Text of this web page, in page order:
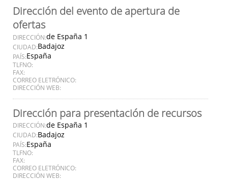
Dirección del evento de apertura de
ofertas
DIRECCIÓN:de España 1
CIUDAD:Badajoz
PAÍS:España
TLFNO:
FAX:
CORREO ELETRÓNICO:
DIRECCIÓN WEB:
Dirección para presentación de recursos
DIRECCIÓN:de España 1
CIUDAD:Badajoz
PAÍS:España
TLFNO:
FAX:
CORREO ELETRÓNICO:
DIRECCIÓN WEB: